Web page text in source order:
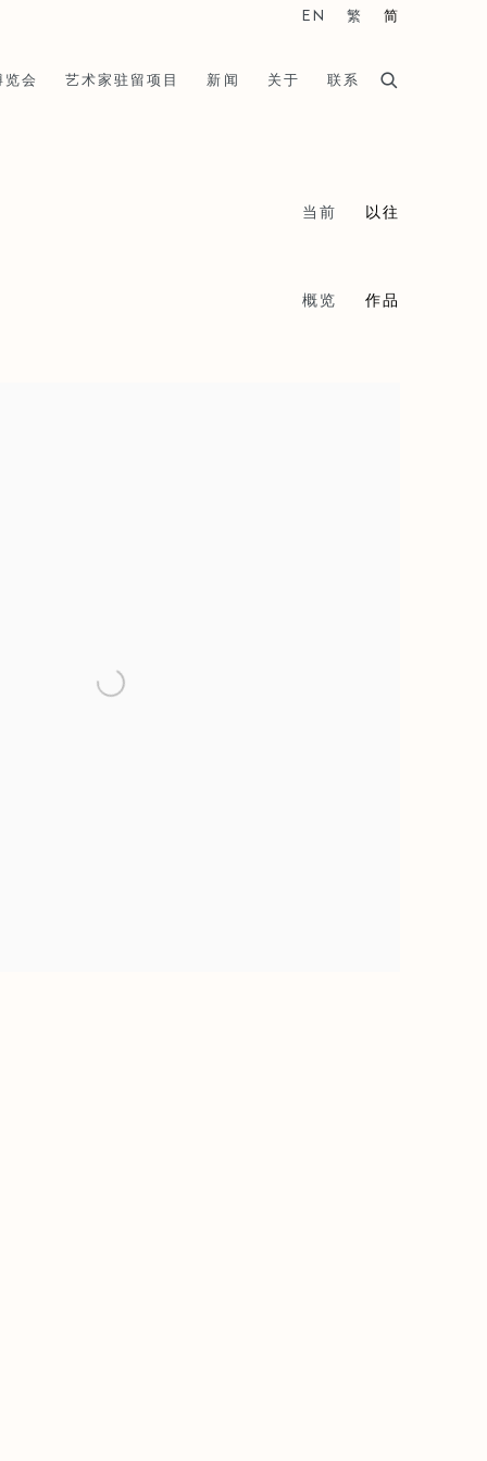
览会 艺术家驻留项目 新闻 关于 联系
EN 繁 简
当前 以往
概览 作品